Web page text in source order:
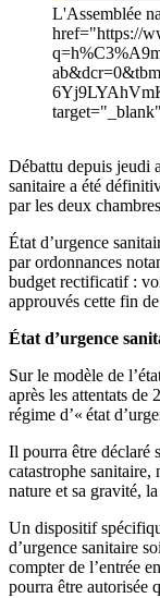
L'Assemblée
href="https://
Débattu depuis jeudi
sanitaire a été
par les deux
État d’urgence
par ordonnances
budget rectificatif :
approuvés cette fin
État d’urgence
Sur le modèle de
après les attentats de
régime d’« état
Il pourra être déclaré
catastrophe sanitaire,
nature et sa gravité,
Un dispositif
d’urgence sanitaire
compter de l’entrée
pourra être autorisée